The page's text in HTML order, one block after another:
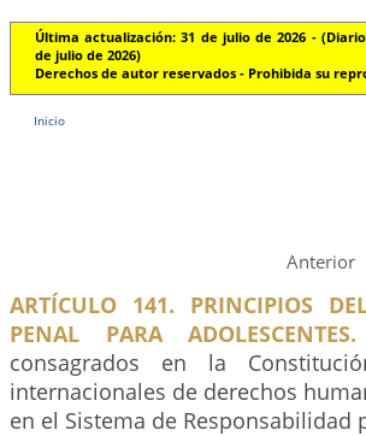
Última actualización: 31 de julio de 2026 -
de julio de 2026)
Derechos de autor reservados - Prohibida su
Inicio
Anterior
ARTÍCULO 141. PRINCIPIOS
PENAL PARA ADOLESCENTES.
consagrados en la
internacionales de derechos
en el Sistema de Responsabilidad